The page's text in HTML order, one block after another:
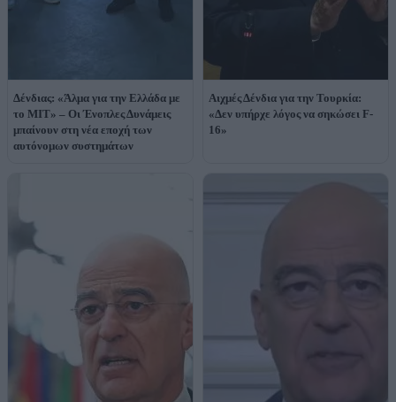
Δένδιας: «Άλμα για την Ελλάδα με
το MIT» – Οι Ένοπλες Δυνάμεις
μπαίνουν στη νέα εποχή των
αυτόνομων συστημάτων
Αιχμές Δένδια για την Τουρκία:
«Δεν υπήρχε λόγος να σηκώσει F-
16»